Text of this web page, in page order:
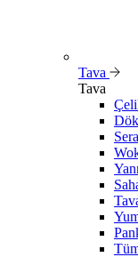
Tava
Tava